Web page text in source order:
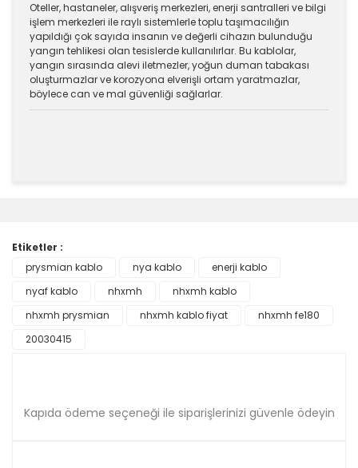
Oteller, hastaneler, alışveriş merkezleri, enerji santralleri ve bilgi
işlem merkezleri ile raylı sistemlerle toplu taşımacılığın
yapıldığı çok sayıda insanın ve değerli cihazın bulunduğu
yangın tehlikesi olan tesislerde kullanılırlar. Bu kablolar,
yangın sırasında alevi iletmezler, yoğun duman tabakası
oluşturmazlar ve korozyona elverişli ortam yaratmazlar,
böylece can ve mal güvenliği sağlarlar.
Ürün resmi kalitesiz, bozuk veya görüntülenemiyor.
Ürün açıklamasında eksik bilgiler bulunuyor.
Ürün bilgilerinde hatalar bulunuyor.
Ürün fiyatı diğer sitelerden daha pahalı.
Etiketler :
prysmian kablo
nya kablo
enerji kablo
nyaf kablo
nhxmh
nhxmh kablo
nhxmh prysmian
nhxmh kablo fiyat
nhxmh fe180
20030415
Kapıda ödeme seçeneği ile siparişlerinizi güvenle ödeyin